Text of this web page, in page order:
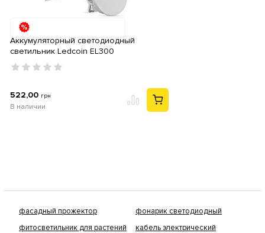
Аккумуляторный светодиодный
светильник Ledcoin EL300
522,00 грн
В наличии
фасадный прожектор
фонарик светодиодный
фитосветильник для растений
кабель электрический